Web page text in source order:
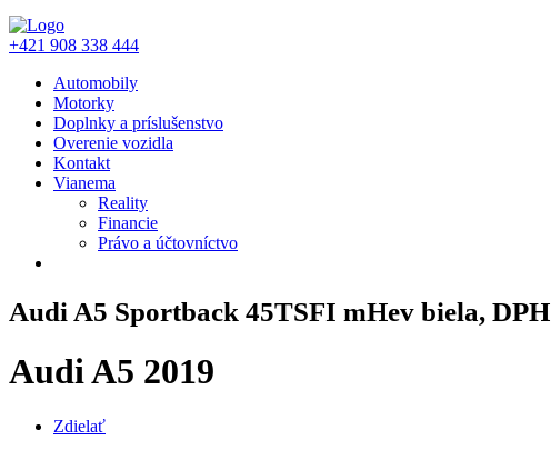
+421 908 338 444
Automobily
Motorky
Doplnky a príslušenstvo
Overenie vozidla
Kontakt
Vianema
Reality
Financie
Právo a účtovníctvo
Audi A5 Sportback 45TSFI mHev biela, DPH
Audi A5 2019
Zdielať